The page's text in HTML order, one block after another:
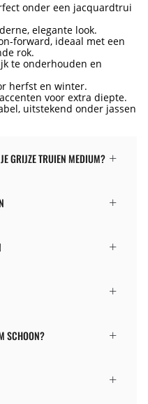
onder een jacquardtrui
elegante look.
forward, ideaal met een
rok.
te onderhouden en
herfst en winter.
voor extra diepte.
uitstekend onder jassen
GRIJZE TRUIEN MEDIUM?
SCHOON?